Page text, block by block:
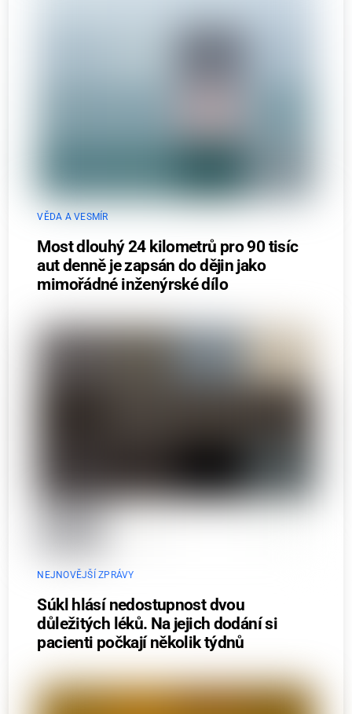
VĚDA A VESMÍR
Most dlouhý 24 kilometrů pro 90 tisíc
aut denně je zapsán do dějin jako
mimořádné inženýrské dílo
NEJNOVĚJŠÍ ZPRÁVY
Súkl hlásí nedostupnost dvou
důležitých léků. Na jejich dodání si
pacienti počkají několik týdnů